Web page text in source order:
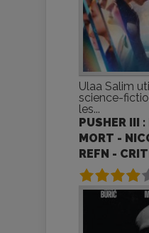
Ulaa Salim
science-
les...
PUSHER III :
MORT -
REFN -